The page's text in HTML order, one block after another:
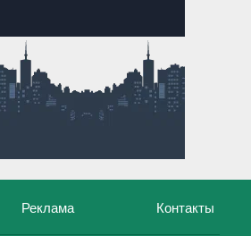
Реклама Контакты